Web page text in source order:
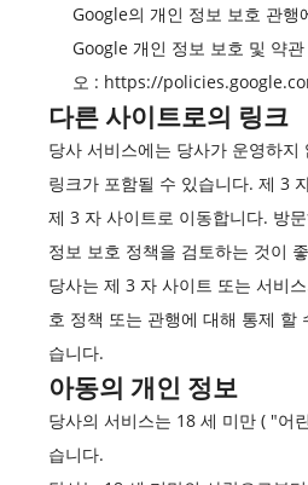
Google의 개인 정보 보호 관행
Google 개인 정보 보호 및 약
오 : https://
다른 사이트로의 링크
당사 서비스에는 당사가 운영하
링크가 포함될 수 있습니다. 제 3
제 3 자 사이트로 이동합니다. 방
정보 보호 정책을 검토하는 것이
당사는 제 3 자 사이트 또는 서비
호 정책 또는 관행에 대해 통제 할
습니다.
아동의 개인 정보
당사의 서비스는 18 세 미만 ( "어
습니다.